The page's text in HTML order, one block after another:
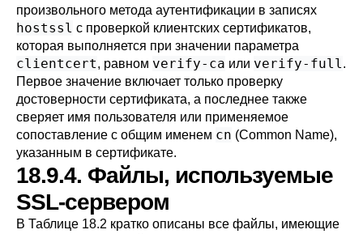
произвольного метода аутентификации в записях
hostssl с проверкой клиентских сертификатов,
которая выполняется при значении параметра
clientcert, равном verify-ca или verify-full.
Первое значение включает только проверку
достоверности сертификата, а последнее также
сверяет имя пользователя или применяемое
сопоставление с общим именем cn (Common Name),
указанным в сертификате.
18.9.4. Файлы, используемые
SSL-сервером
В Таблице 18.2 кратко описаны все файлы, имеющие